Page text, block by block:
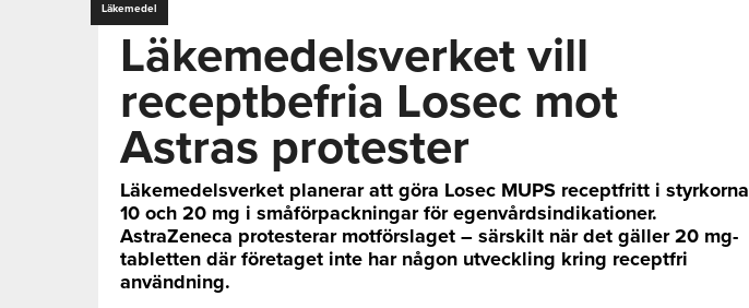
Läkemedel
Läkemedelsverket vill
receptbefria Losec mot
Astras protester
Läkemedelsverket planerar att göra Losec MUPS receptfritt i styrkorna
10 och 20 mg i småförpackningar för egenvårdsindikationer.
AstraZeneca protesterar motförslaget – särskilt när det gäller 20 mg-
tabletten där företaget inte har någon utveckling kring receptfri
användning.